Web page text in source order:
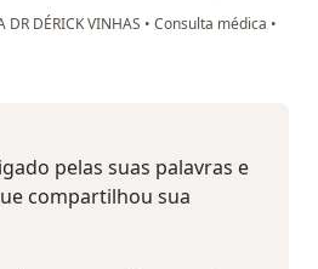
DR DÉRICK VINHAS • Consulta médica •
Brito
pelas suas palavras e
compartilhou sua